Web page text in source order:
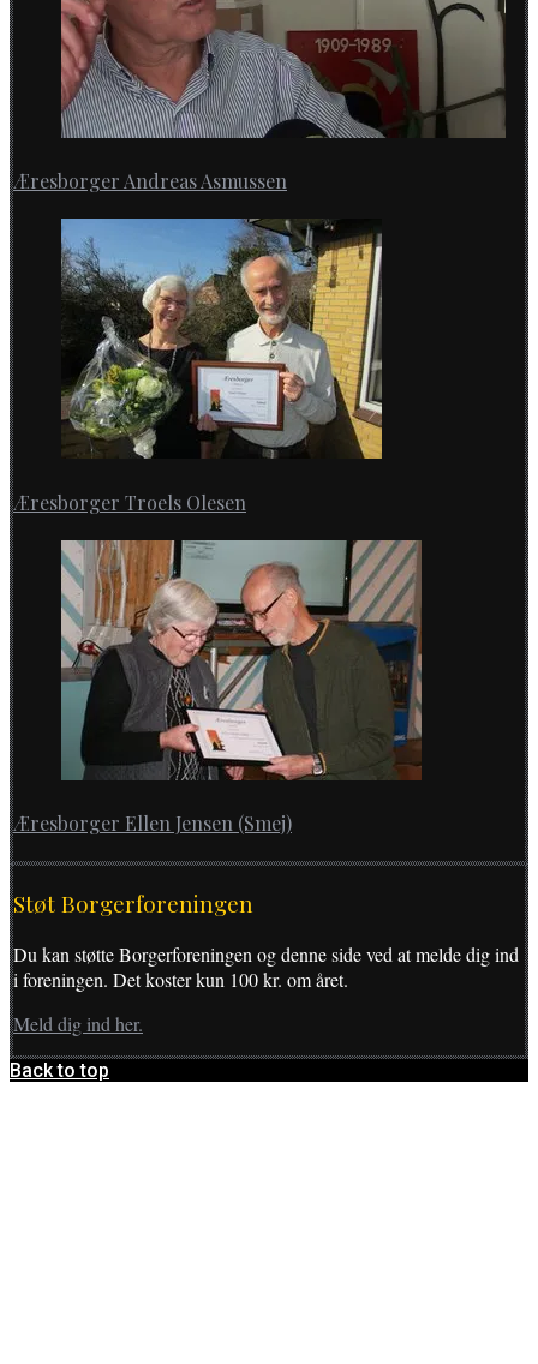
Æresborger Andreas Asmussen
Æresborger Troels Olesen
Æresborger Ellen Jensen (Smej)
Støt Borgerforeningen
Du kan støtte Borgerforeningen og denne side ved at melde dig ind
i foreningen. Det koster kun 100 kr. om året.
Meld dig ind her.
Back to top